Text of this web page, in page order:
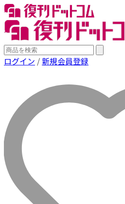
ログイン /新規会員登録